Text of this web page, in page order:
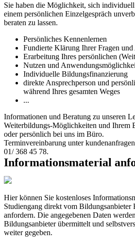
Sie haben die Möglichkeit, sich
einem persönlichen Einzelgespräch
beraten zu lassen.
Persönliches Kennenlernen
Fundierte Klärung Ihrer Fragen und
Erarbeitung Ihres persönlichen
Nutzen und
Individuelle Bildungsfinanzierung
direkte Ansprechperson und
während Ihres gesamten Weges
...
Informationen und Beratung zu unseren
Weiterbildungs-Möglichkeiten und Ihrem
oder persönlich bei uns im Büro.
Terminvereinbarung unter
01/ 368 45 78.
Informationsmaterial
Hier können Sie kostenloses
Studiengang direkt vom
anfordern. Die angegebenen Daten
Bildungsanbieter übermittelt und
weiter gegeben.